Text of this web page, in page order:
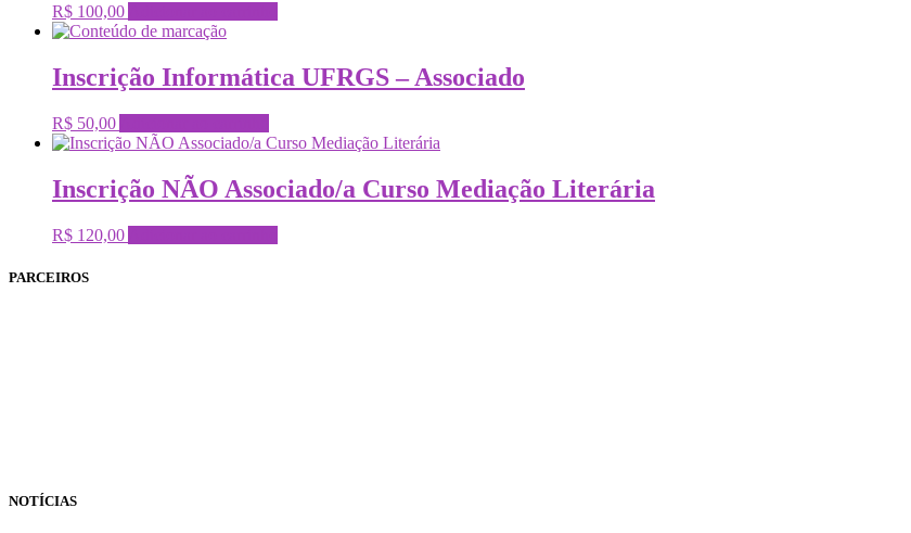
R$ 100,00
Inscrição Informática UFRGS – Associado
R$ 50,00
Inscrição NÃO Associado/a Curso Mediação Literária
R$ 120,00
PARCEIROS
NOTÍCIAS